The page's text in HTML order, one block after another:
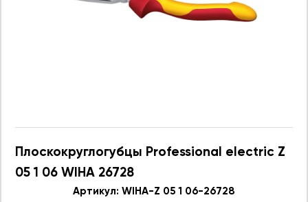
Плоскокруглогубцы Professional electric Z
05 1 06 WIHA 26728
Артикул: WIHA-Z 05 1 06-26728